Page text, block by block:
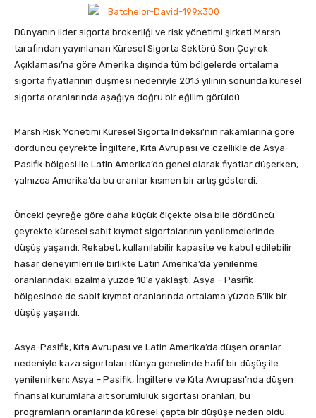
Dünyanın lider sigorta brokerliği ve risk yönetimi şirketi Marsh
tarafından yayınlanan Küresel Sigorta Sektörü Son Çeyrek
Açıklaması’na göre Amerika dışında tüm bölgelerde ortalama
sigorta fiyatlarının düşmesi nedeniyle 2013 yılının sonunda küresel
sigorta oranlarında aşağıya doğru bir eğilim görüldü.
Marsh Risk Yönetimi Küresel Sigorta Indeksi’nin rakamlarına göre
dördüncü çeyrekte İngiltere, Kıta Avrupası ve özellikle de Asya-
Pasifik bölgesi ile Latin Amerika’da genel olarak fiyatlar düşerken,
yalnızca Amerika’da bu oranlar kısmen bir artış gösterdi.
Önceki çeyreğe göre daha küçük ölçekte olsa bile dördüncü
çeyrekte küresel sabit kıymet sigortalarının yenilemelerinde
düşüş yaşandı. Rekabet, kullanılabilir kapasite ve kabul edilebilir
hasar deneyimleri ile birlikte Latin Amerika’da yenilenme
oranlarındaki azalma yüzde 10’a yaklaştı. Asya – Pasifik
bölgesinde de sabit kıymet oranlarında ortalama yüzde 5’lik bir
düşüş yaşandı.
Asya-Pasifik, Kıta Avrupası ve Latin Amerika’da düşen oranlar
nedeniyle kaza sigortaları dünya genelinde hafif bir düşüş ile
yenilenirken; Asya – Pasifik, İngiltere ve Kıta Avrupası’nda düşen
finansal kurumlara ait sorumluluk sigortası oranları, bu
programların oranlarında küresel çapta bir düşüşe neden oldu.